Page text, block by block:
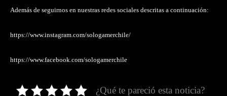
Además de seguirnos en nuestras redes sociales descritas a continuación:
https://www.instagram.com/sologamerchile/
https://www.facebook.com/sologamerchile
¿Qué te pareció esta noticia?